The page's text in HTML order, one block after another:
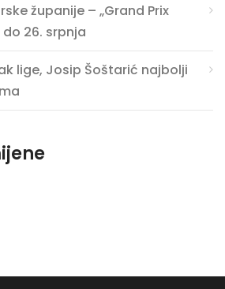
županije – „Grand Prix
26. srpnja
lige, Josip Šoštarić najbolji